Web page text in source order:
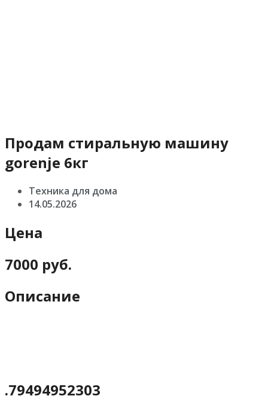
Продам стиральную машину
gorenje 6кг
Техника для дома
14.05.2026
Цена
7000 руб.
Описание
.79494952303